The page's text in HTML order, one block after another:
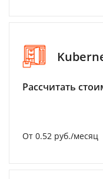
Рассчитать
От 0.52 руб./месяц